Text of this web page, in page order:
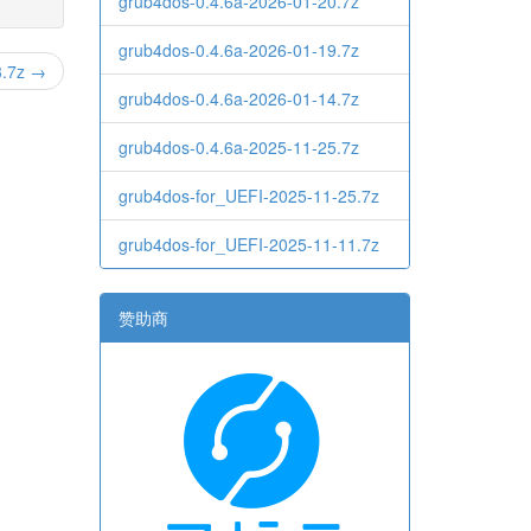
→
grub4dos-0.4.6a-2026-01-19.7z
grub4dos-0.4.6a-2026-01-14.7z
grub4dos-0.4.6a-2025-11-25.7z
grub4dos-for_UEFI-2025-11-25.7z
grub4dos-for_UEFI-2025-11-11.7z
赞助商